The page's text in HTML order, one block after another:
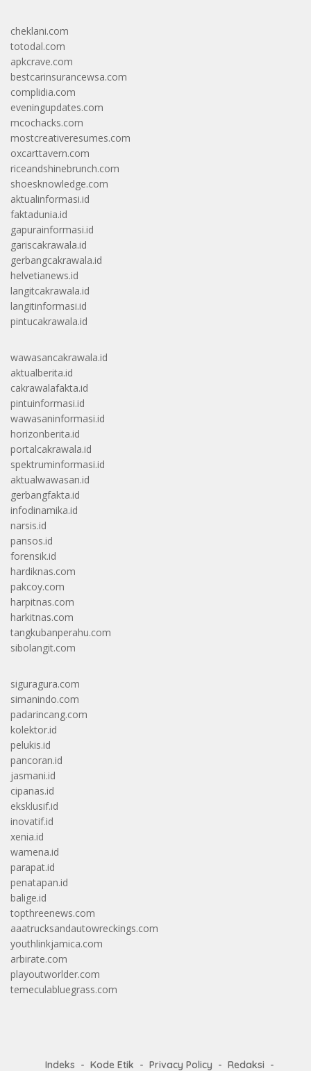
cheklani.com
totodal.com
apkcrave.com
bestcarinsurancewsa.com
complidia.com
eveningupdates.com
mcochacks.com
mostcreativeresumes.com
oxcarttavern.com
riceandshinebrunch.com
shoesknowledge.com
aktualinformasi.id
faktadunia.id
gapurainformasi.id
gariscakrawala.id
gerbangcakrawala.id
helvetianews.id
langitcakrawala.id
langitinformasi.id
pintucakrawala.id
wawasancakrawala.id
aktualberita.id
cakrawalafakta.id
pintuinformasi.id
wawasaninformasi.id
horizonberita.id
portalcakrawala.id
spektruminformasi.id
aktualwawasan.id
gerbangfakta.id
infodinamika.id
narsis.id
pansos.id
forensik.id
hardiknas.com
pakcoy.com
harpitnas.com
harkitnas.com
tangkubanperahu.com
sibolangit.com
siguragura.com
simanindo.com
padarincang.com
kolektor.id
pelukis.id
pancoran.id
jasmani.id
cipanas.id
eksklusif.id
inovatif.id
xenia.id
wamena.id
parapat.id
penatapan.id
balige.id
topthreenews.com
aaatrucksandautowreckings.com
youthlinkjamica.com
arbirate.com
playoutworlder.com
temeculabluegrass.com
Indeks Kode Etik Privacy Policy Redaksi